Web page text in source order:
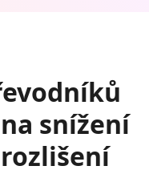
snížení